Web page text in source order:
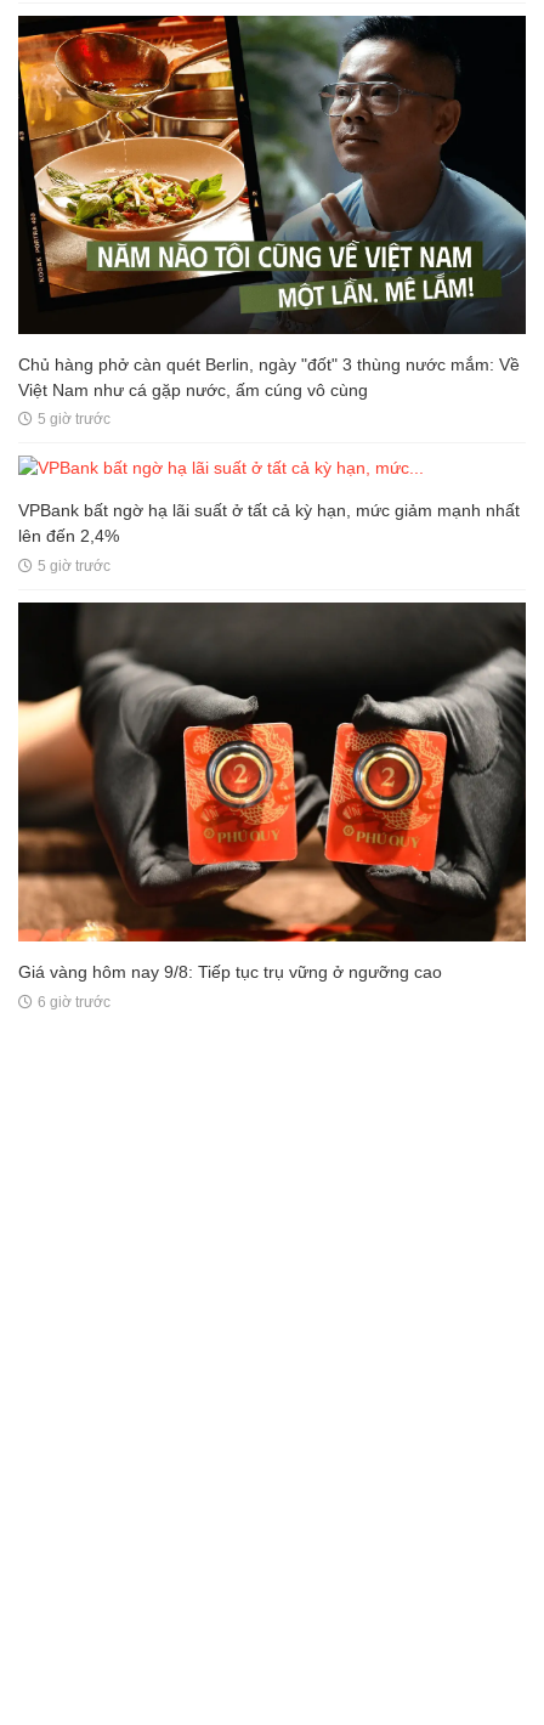
Chủ hàng phở càn quét Berlin, ngày "đốt" 3 thùng nước mắm: Về
Việt Nam như cá gặp nước, ấm cúng vô cùng
5 giờ trước
VPBank bất ngờ hạ lãi suất ở tất cả kỳ hạn, mức giảm mạnh nhất
lên đến 2,4%
5 giờ trước
Giá vàng hôm nay 9/8: Tiếp tục trụ vững ở ngưỡng cao
6 giờ trước